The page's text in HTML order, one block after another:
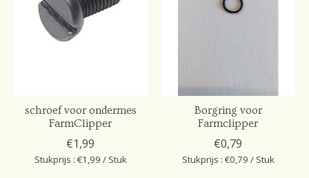
schroef voor ondermes
FarmClipper
€1,99
Stukprijs : €1,99 / Stuk
Borgring voor
Farmclipper
€0,79
Stukprijs : €0,79 / Stuk